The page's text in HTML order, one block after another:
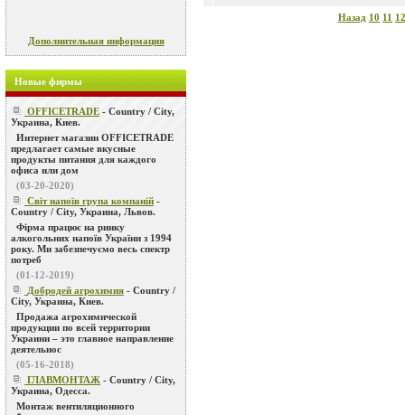
Дополнительная информация
Новые фирмы
OFFICETRADE - Country / City,
Украина, Киев.
Интернет магазин OFFICETRADE
предлагает самые вкусные
продукты питания для каждого
офиса или дом
(03-20-2020)
Світ напоїв група компаній -
Country / City, Украина, Львов.
Фірма працює на ринку
алкогольних напоїв України з 1994
року. Ми забезпечуємо весь спектр
потреб
(01-12-2019)
Добродей агрохимия - Country /
City, Украина, Киев.
Продажа агрохимической
продукции по всей территории
Украини – это главное направление
деятельнос
(05-16-2018)
ГЛАВМОНТАЖ - Country / City,
Украина, Одесса.
Монтаж вентиляционного
Назад 10 11 12